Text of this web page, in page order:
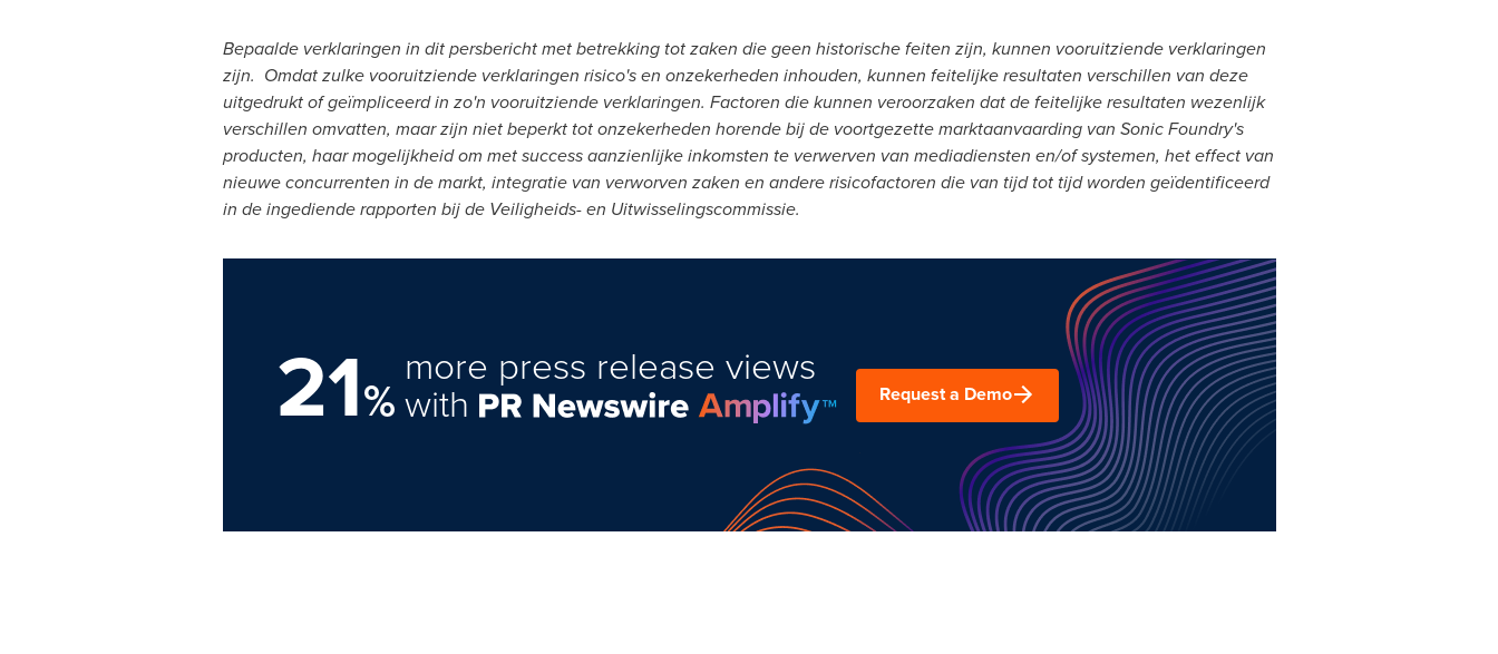
Bepaalde verklaringen in dit persbericht met betrekking tot zaken die geen historische feiten zijn, kunnen vooruitziende verklaringen
zijn. Omdat zulke vooruitziende verklaringen risico's en onzekerheden inhouden, kunnen feitelijke resultaten verschillen van deze
uitgedrukt of geïmpliceerd in zo'n vooruitziende verklaringen. Factoren die kunnen veroorzaken dat de feitelijke resultaten wezenlijk
verschillen omvatten, maar zijn niet beperkt tot onzekerheden horende bij de voortgezette marktaanvaarding van Sonic Foundry's
producten, haar mogelijkheid om met success aanzienlijke inkomsten te verwerven van mediadiensten en/of systemen, het effect van
nieuwe concurrenten in de markt, integratie van verworven zaken en andere risicofactoren die van tijd tot tijd worden geïdentificeerd
in de ingediende rapporten bij de Veiligheids- en Uitwisselingscommissie.
21%
more press release views
with Request a Demo